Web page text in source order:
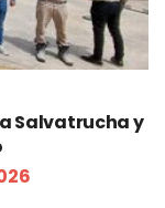
Salvatrucha y